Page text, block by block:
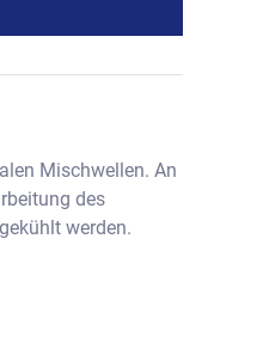
Mischwellen. An
des
werden.